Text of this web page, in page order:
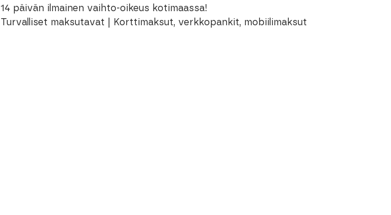
14 päivän ilmainen vaihto-oikeus kotimaassa!
Turvalliset maksutavat | Korttimaksut, verkkopankit, mobiilimaksut